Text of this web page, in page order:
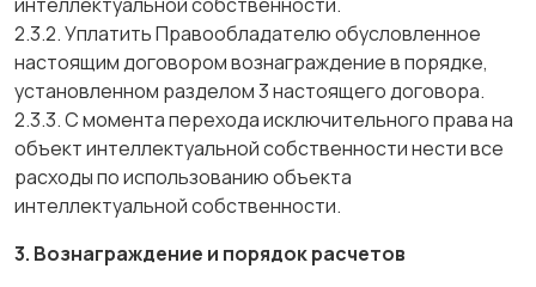
2.3.2. Уплатить Правообладателю обусловленное
настоящим договором вознаграждение в порядке,
установленном разделом 3 настоящего договора.
2.3.3. С момента перехода исключительного права на
объект интеллектуальной собственности нести все
расходы по использованию объекта
интеллектуальной собственности.
3. Вознаграждение и порядок расчетов